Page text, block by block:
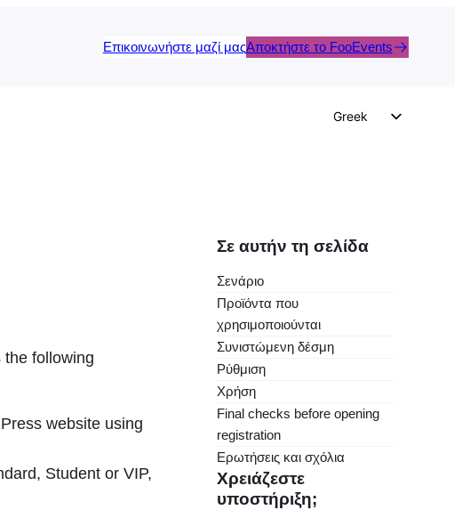
Επικοινωνήστε μαζί μαςΑποκτήστε το FooEvents
Greek
Polish
following
website using
Student or VIP,
Σε αυτήν τη σελίδα
Σενάριο
Προϊόντα που
χρησιμοποιούνται
Συνιστώμενη δέσμη
Ρύθμιση
Χρήση
Final checks before opening
registration
Ερωτήσεις και σχόλια
Χρειάζεστε
υποστήριξη;